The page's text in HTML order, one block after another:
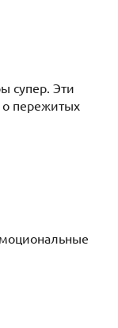
супер. Эти
о пережитых